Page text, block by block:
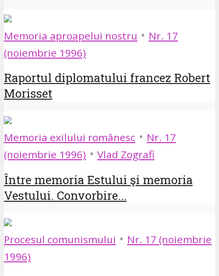
Memoria aproapelui nostru • Nr. 17
(noiembrie 1996)
Raportul diplomatului francez Robert
Morisset
Memoria exilului românesc • Nr. 17
(noiembrie 1996) • Vlad Zografi
Între memoria Estului şi memoria
Vestului. Convorbire...
Procesul comunismului • Nr. 17 (noiembrie
1996)